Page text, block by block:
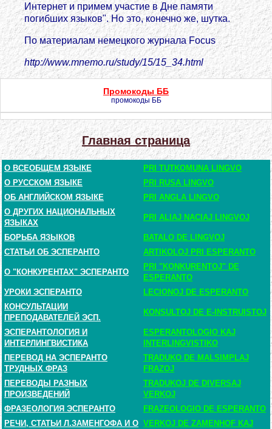
Интернет и примем участие в Дне памяти
погибших языков". Но это, конечно же, шутка.
По материалам немецкого журнала Focus
http://www.mnemo.ru/study/15/15_34.html
Промокоды ББ
промокоды ББ
Главная страница
О ВСЕОБЩЕМ ЯЗЫКЕ
PRI TUTKOMUNA LINGVO
О РУССКОМ ЯЗЫКЕ
PRI RUSA LINGVO
ОБ АНГЛИЙСКОМ ЯЗЫКЕ
PRI ANGLA LINGVO
О ДРУГИХ НАЦИОНАЛЬНЫХ
ЯЗЫКАХ
PRI ALIAJ NACIAJ LINGVOJ
БОРЬБА ЯЗЫКОВ
BATALO DE LINGVOJ
СТАТЬИ ОБ ЭСПЕРАНТО
ARTIKOLOJ PRI ESPERANTO
О "КОНКУРЕНТАХ" ЭСПЕРАНТО
PRI "KONKURENTOJ" DE
ESPERANTO
УРОКИ ЭСПЕРАНТО
LECIONOJ DE ESPERANTO
КОНСУЛЬТАЦИИ
ПРЕПОДАВАТЕЛЕЙ ЭСП.
KONSULTOJ DE E-INSTRUISTOJ
ЭСПЕРАНТОЛОГИЯ И
ИНТЕРЛИНГВИСТИКА
ESPERANTOLOGIO KAJ
INTERLINGVISTIKO
ПЕРЕВОД НА ЭСПЕРАНТО
ТРУДНЫХ ФРАЗ
TRADUKO DE MALSIMPLAJ
FRAZOJ
ПЕРЕВОДЫ РАЗНЫХ
ПРОИЗВЕДЕНИЙ
TRADUKOJ DE DIVERSAJ
VERKOJ
ФРАЗЕОЛОГИЯ ЭСПЕРАНТО
FRAZEOLOGIO DE ESPERANTO
РЕЧИ, СТАТЬИ Л.ЗАМЕНГОФА И О VERKOJ DE ZAMENHOF KAJ